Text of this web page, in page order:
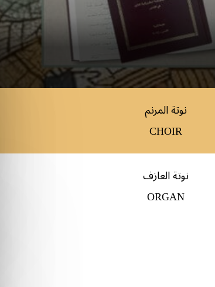
نوتة المرنم
CHOIR
نوتة العازف
ORGAN